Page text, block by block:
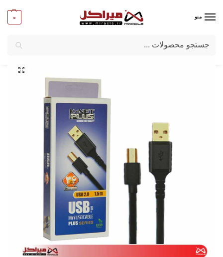
منو 0
میراکل/کامپیوتر/کابل